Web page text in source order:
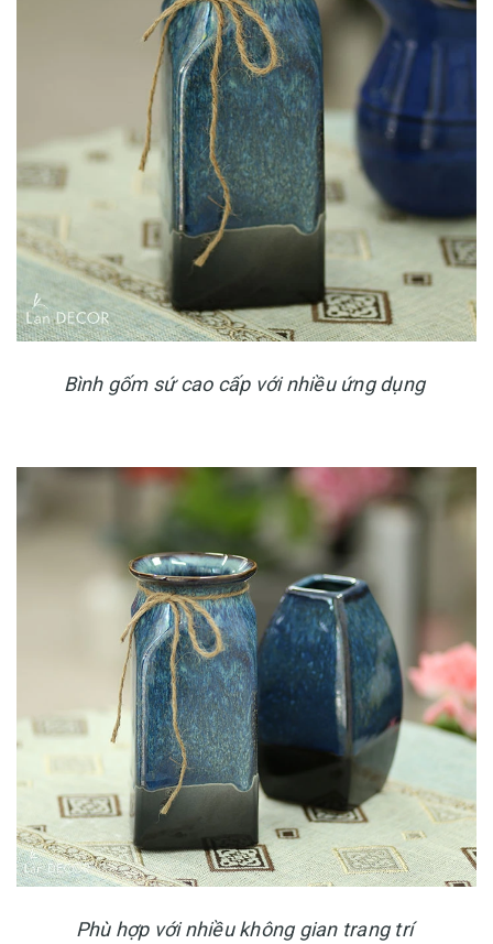
Bình gốm sứ cao cấp với nhiều ứng dụng
Phù hợp với nhiều không gian trang trí